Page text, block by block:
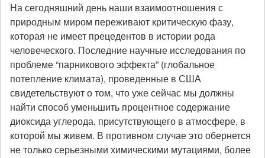
На сегодняшний день наши взаимоотношения с
природным миром переживают критическую фазу,
которая не имеет прецедентов в истории рода
человеческого. Последние научные исследования по
проблеме “парникового эффекта” (глобальное
потепление климата), проведенные в США
свидетельствуют о том, что уже сейчас мы должны
найти способ уменьшить процентное содержание
диоксида углерода, присутствующего в атмосфере, в
которой мы живем. В противном случае это обернется
не только серьезными химическими мутациями, более